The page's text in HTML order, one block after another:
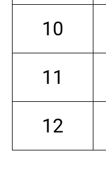
10
11
12